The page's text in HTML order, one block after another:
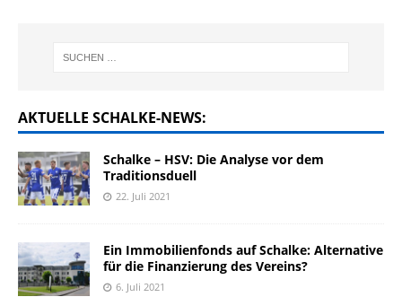
AKTUELLE SCHALKE-NEWS:
Schalke – HSV: Die Analyse vor dem
Traditionsduell
22. Juli 2021
Ein Immobilienfonds auf Schalke: Alternative
für die Finanzierung des Vereins?
6. Juli 2021